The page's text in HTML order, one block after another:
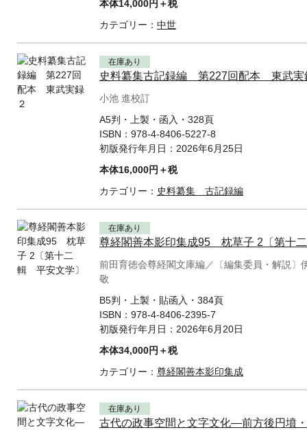
本体14,000円＋税
カテゴリー： 中世
在庫あり
史料纂集古記録編 第227回配本 東武実
小池 進校訂
A5判・上製・函入・328頁
ISBN： 978-4-8406-5227-8
初版発行年月日： 2026年6月25日
本体16,000円＋税
カテゴリー： 史料纂集 古記録編
在庫あり
尊経閣善本影印集成95 枕草子 2〔第十
前田育徳会尊経閣文庫編／〔編集委員・解説〕
敬
B5判・上製・貼函入・384頁
ISBN： 978-4-8406-2395-7
初版発行年月日： 2026年6月20日
本体34,000円＋税
カテゴリー： 尊経閣善本影印集成
在庫あり
古代の政事空間と文字文化—前方後円墳